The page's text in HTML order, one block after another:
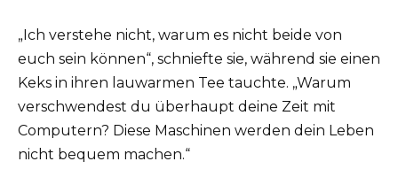
„Ich verstehe nicht, warum es nicht beide von
euch sein können“, schniefte sie, während sie einen
Keks in ihren lauwarmen Tee tauchte. „Warum
verschwendest du überhaupt deine Zeit mit
Computern? Diese Maschinen werden dein Leben
nicht bequem machen.“